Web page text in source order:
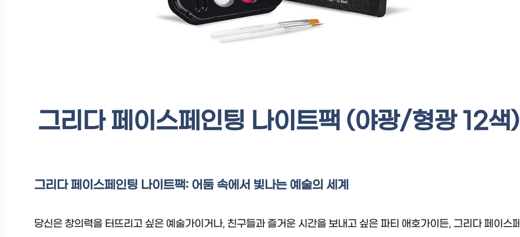
그리다 페이스페인팅 나이트팩 (야광/형광 12색)
그리다 페이스페인팅 나이트팩: 어둠 속에서 빛나는 예술의 세계
당신은 창의력을 터뜨리고 싶은 예술가이거나, 친구들과 즐거운 시간을 보내고 싶은 파티 애호가이든, 그리다 페이스페